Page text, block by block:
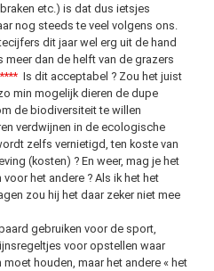
etc.) is dat dus ietsjes
nog steeds te veel volgens ons.
dit jaar wel erg uit de hand
meer dan de helft van de grazers
Is dit acceptabel ? Zou het juist
min mogelijk dieren de dupe
de biodiversiteit te willen
verdwijnen in de ecologische
zelfs vernietigd, ten koste van
(kosten) ? En weer, mag je het
het andere ? Als ik het het
zou hij het daar zeker niet mee
gebruiken voor de sport,
voor opstellen waar
houden, maar het andere « het